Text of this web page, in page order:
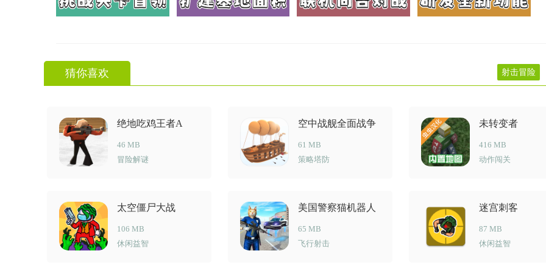
猜你喜欢 射击冒险
绝地吃鸡王者A
46 MB
冒险解谜
空中战舰全面战争
61 MB
策略塔防
未转变者
416 MB
动作闯关
太空僵尸大战
106 MB
休闲益智
美国警察猫机器人
65 MB
飞行射击
迷宫刺客
87 MB
休闲益智